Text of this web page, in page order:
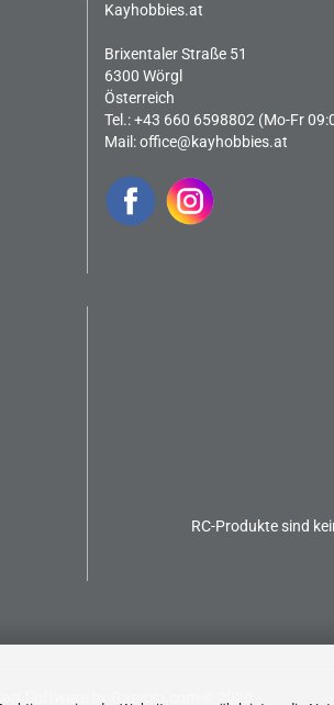
Kayhobbies.at
Brixentaler Straße 51
6300 Wörgl
Österreich
Tel.: +43 660 6598802 (Mo-Fr
Mail:office@kayhobbies.at
RC-Produkte sind